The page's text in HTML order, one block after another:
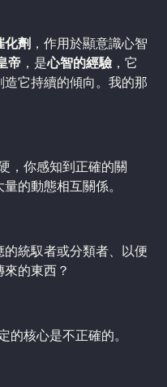
化劑 ，作用於顯意識心智
帝 ，是心智的經驗 ，它
它持續的傾向。我的那
，你感知到正確的關
的動態相互關係。
統馭者或分類者、以便
的東西？
的核心是不正確的。